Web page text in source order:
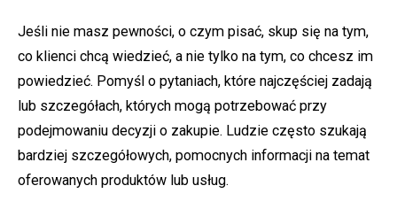
Jeśli nie masz pewności, o czym pisać, skup się na tym,
co klienci chcą wiedzieć, a nie tylko na tym, co chcesz im
powiedzieć. Pomyśl o pytaniach, które najczęściej zadają
lub szczegółach, których mogą potrzebować przy
podejmowaniu decyzji o zakupie. Ludzie często szukają
bardziej szczegółowych, pomocnych informacji na temat
oferowanych produktów lub usług.